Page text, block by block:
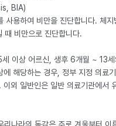
BIA)
사용하여 비만을 진단합니다. 체지
비만으로 진단합니다.
이상 어르신, 생후 6개월 ~ 13
해당하는 경우, 정부 지정 의료
외 일반인은 일반 의료기관에서